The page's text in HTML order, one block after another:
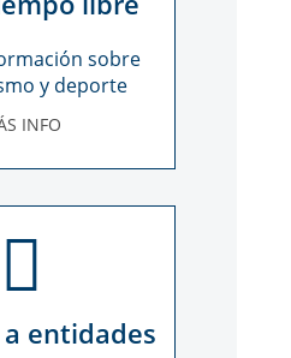
sobre
y deporte
INFO
a entidades